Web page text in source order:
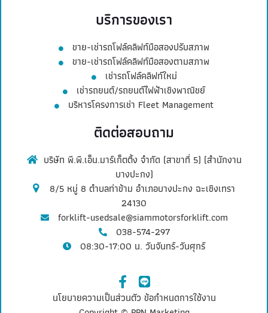
บริการของเรา
ขาย-เช่ารถโฟล์คลิฟท์มือสองปรับสภาพ
ขาย-เช่ารถโฟล์คลิฟท์มือสองตามสภาพ
เช่ารถโฟล์คลิฟท์ใหม่
เช่ารถยนต์/รถยนต์ไฟฟ้าเชิงพาณิชย์
บริหารโครงการเช่า Fleet Management
ติดต่อสอบถาม
บริษัท พี.พี.เอ็น.มาร์เก็ตติ้ง จำกัด (สาขาที่ 5) (สำนักงาน
บางปะกง)
8/5 หมู่ 8 ตำบลท่าข้าม อำเภอบางปะกง ฉะเชิงเทรา
24130
forklift-usedsale@siammotorsforklift.com
038-574-297
08:30-17:00 น. วันจันทร์-วันศุกร์
นโยบายความเป็นส่วนตัว ข้อกำหนดการใช้งาน